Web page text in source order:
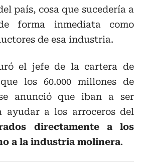
país, cosa que sucedería a
forma inmediata como
de esa industria.
el jefe de la cartera de
los 60.000 millones de
anunció que iban a ser
ayudar a los arroceros del
directamente a los
a la industria molinera.